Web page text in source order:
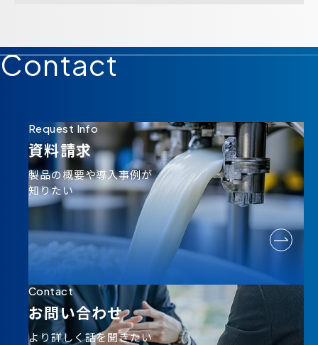
Contact
Request Info
資料請求
製品の概要や導入事例が
知りたい
Contact
お問い合わせ
より詳しく話を聞きたい